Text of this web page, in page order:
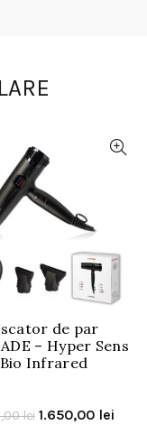
de par
– Hyper Sens
Bio Infrared
lei Prețul
1.650,00 lei